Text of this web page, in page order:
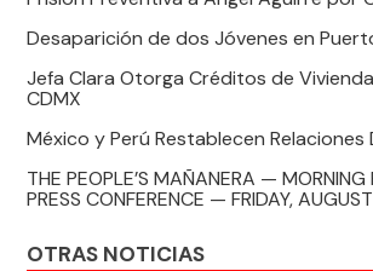
Desaparición de dos Jóvenes en
Jefa Clara Otorga Créditos de
CDMX
México y Perú Restablecen
THE PEOPLE’S MAÑANERA — MORNING
PRESS CONFERENCE — FRIDAY,
OTRAS NOTICIAS